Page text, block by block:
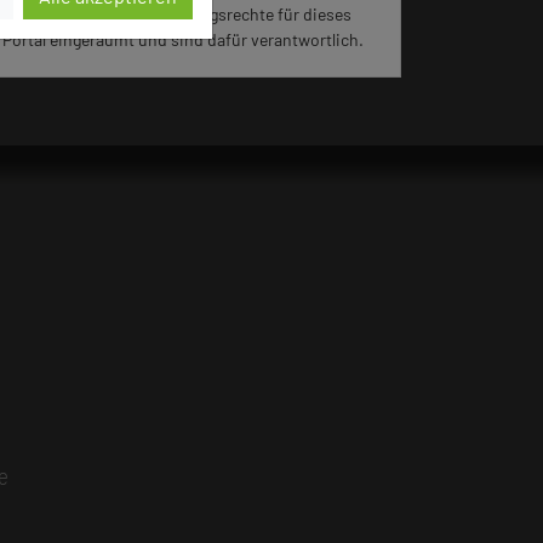
jeweiligen Hotels die Nutzungsrechte für dieses
Portal eingeräumt und sind dafür verantwortlich.